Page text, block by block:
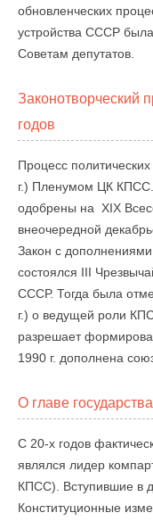
обновленческих
устройства СССР
Советам депутатов.
Законотворческий
годов
Процесс
г.) Пленумом ЦК
одобрены на XIX
внеочередной
Закон с
состоялся III
СССР. Тогда была
г.) о ведущей роли
разрешает
1990 г. дополнена
О главе государства
С 20-х годов
являлся лидер
КПСС). Вступившие в
Конституционные